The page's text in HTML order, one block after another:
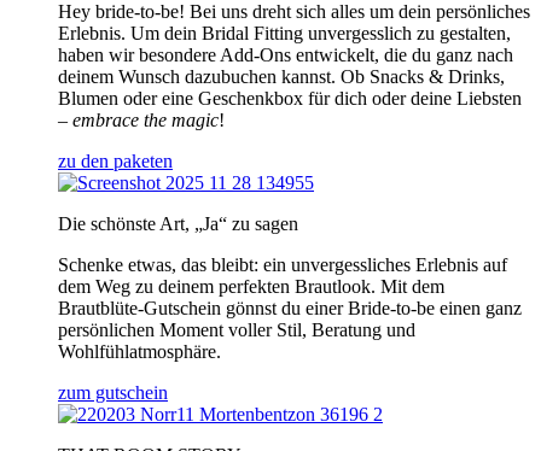
Hey bride-to-be! Bei uns dreht sich alles um dein persönliches
Erlebnis. Um dein Bridal Fitting unvergesslich zu gestalten,
haben wir besondere Add-Ons entwickelt, die du ganz nach
deinem Wunsch dazubuchen kannst. Ob Snacks & Drinks,
Blumen oder eine Geschenkbox für dich oder deine Liebsten
– embrace the magic!
zu den paketen
Die schönste Art, „Ja“ zu sagen
Schenke etwas, das bleibt: ein unvergessliches Erlebnis auf
dem Weg zu deinem perfekten Brautlook. Mit dem
Brautblüte-Gutschein gönnst du einer Bride-to-be einen ganz
persönlichen Moment voller Stil, Beratung und
Wohlfühlatmosphäre.
zum gutschein